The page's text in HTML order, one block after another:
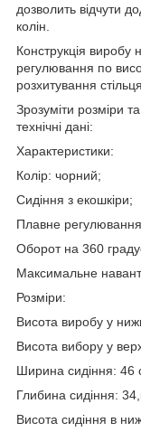
дозволить відчути
колін.
Конструкція виробу
регулювання по
розхитування
Зрозуміти розміри
технічні дані:
Характеристики:
Колір: чорний;
Сидіння з екошкіри;
Плавне
Оборот на 360
Максимальне
Розміри:
Висота виробу у
Висота вибору у
Ширина сидіння: 46
Глибина сидіння:
Висота сидіння в